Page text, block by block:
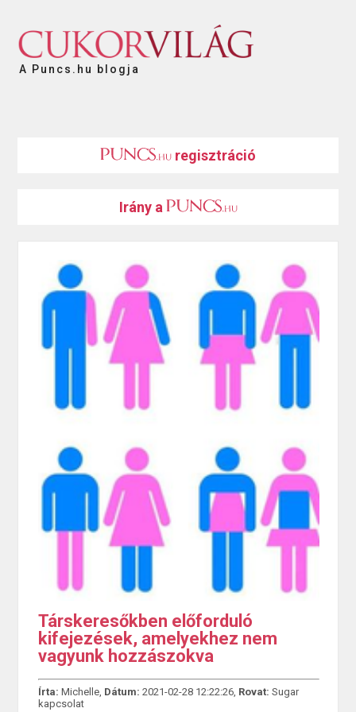
A Puncs.hu blogja
regisztráció
Irány a
Társkeresőkben előforduló
kifejezések, amelyekhez nem
vagyunk hozzászokva
Írta: Michelle, Dátum: 2021-02-28 12:22:26, Rovat: Sugar
kapcsolat